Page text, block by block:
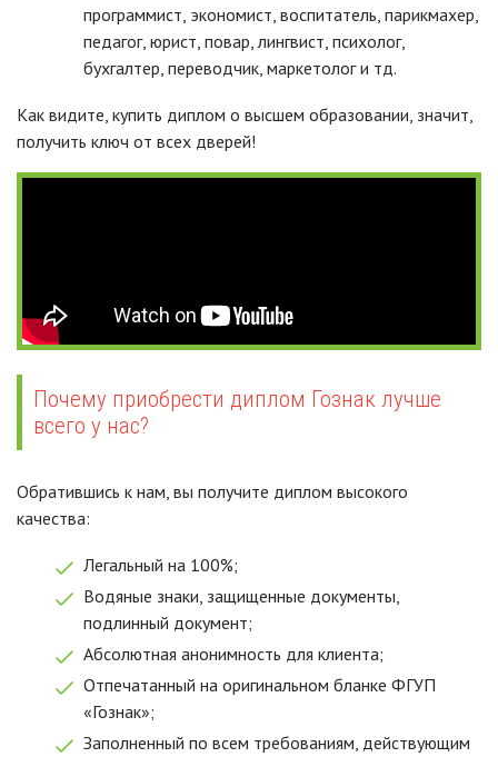
программист, экономист, воспитатель, парикмахер,
педагог, юрист, повар, лингвист, психолог,
бухгалтер, переводчик, маркетолог и тд.
Как видите, купить диплом о высшем образовании, значит,
получить ключ от всех дверей!
Почему приобрести диплом Гознак лучше
всего у нас?
Обратившись к нам, вы получите диплом высокого
качества:
Легальный на 100%;
Водяные знаки, защищенные документы,
подлинный документ;
Абсолютная анонимность для клиента;
Отпечатанный на оригинальном бланке ФГУП
«Гознак»;
Заполненный по всем требованиям, действующим